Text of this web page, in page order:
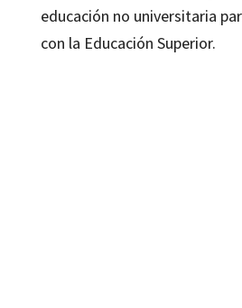
educación no universitaria
con la Educación Superior.